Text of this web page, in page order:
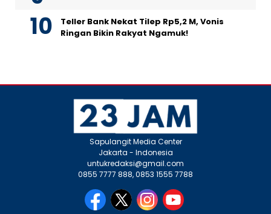
Teller Bank Nekat Tilep Rp5,2 M, Vonis
Ringan Bikin Rakyat Ngamuk!
Sapulangit Media Center
Jakarta - Indonesia
untukredaksi@gmail.com
0855 7777 888, 0853 1555 7788